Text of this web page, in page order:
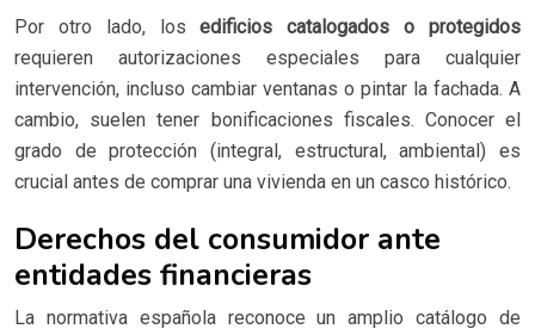
Por otro lado, losedificios catalogados o protegidos
requieren autorizaciones especiales para cualquier
intervención, incluso cambiar ventanas o pintar la fachada. A
cambio, suelen tener bonificaciones fiscales. Conocer el
grado de protección (integral, estructural, ambiental) es
crucial antes de comprar una vivienda en un casco histórico.
Derechos del consumidor ante
entidades financieras
La normativa española reconoce un amplio catálogo de